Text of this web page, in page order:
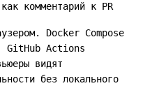
комментарий к PR
Docker Compose
GitHub Actions
видят
без локального